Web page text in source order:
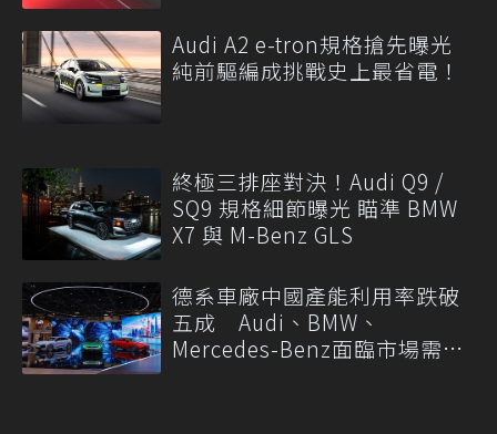
Audi A2 e-tron規格搶先曝光
純前驅編成挑戰史上最省電！
終極三排座對決！Audi Q9 /
SQ9 規格細節曝光 瞄準 BMW
X7 與 M-Benz GLS
德系車廠中國產能利用率跌破
五成 Audi、BMW、
Mercedes-Benz面臨市場需求